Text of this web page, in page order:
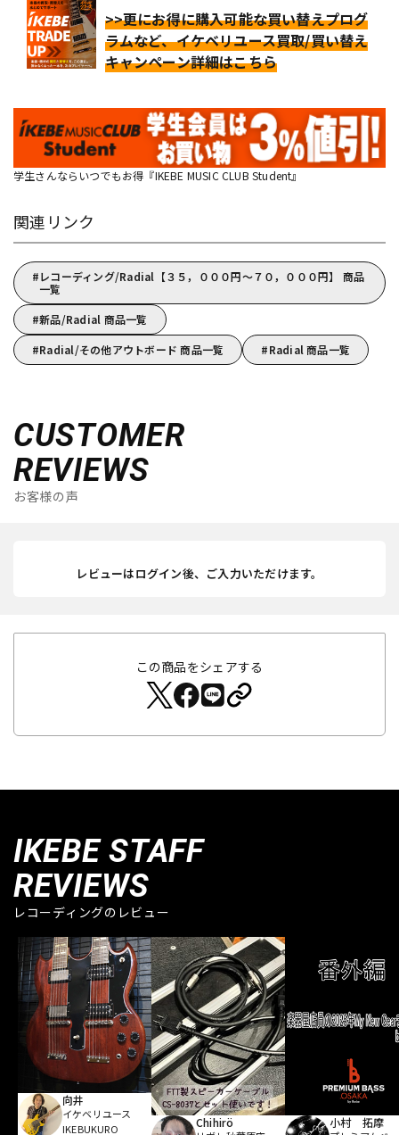
>>更にお得に購入可能な買い替えプログ
ラムなど、イケベリユース買取/買い替え
キャンペーン詳細はこちら
学生さんならいつでもお得『IKEBE MUSIC CLUB Student』
関連リンク
レコーディング/Radial【３５，０００円～７０，０００円】 商品
一覧
新品/Radial 商品一覧
Radial/その他アウトボード 商品一覧
Radial 商品一覧
CUSTOMER
REVIEWS
お客様の声
レビューはログイン後、ご入力いただけます。
この商品をシェアする
IKEBE STAFF
REVIEWS
レコーディングのレビュー
向井
イケベリユース
IKEBUKURO
Chihirö 小村 拓摩